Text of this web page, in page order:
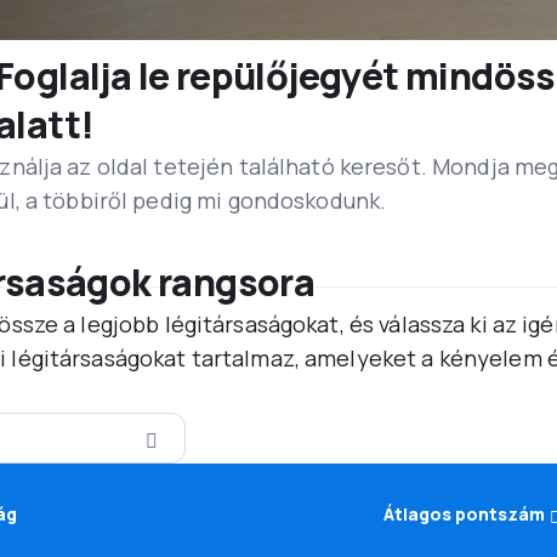
le repülőjegyét
az oldal tetején található keresőt. Mondja
a többiről pedig mi gondoskodunk.
rangsora
a legjobb légitársaságokat, és válassza ki az
légitársaságokat tartalmaz, amelyeket a kényelem
Átlagos pontszám